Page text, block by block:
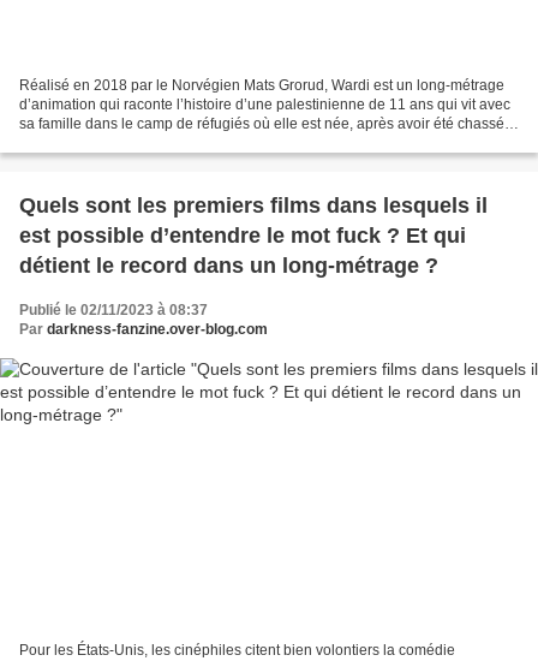
Réalisé en 2018 par le Norvégien Mats Grorud, Wardi est un long-métrage
d’animation qui raconte l’histoire d’une palestinienne de 11 ans qui vit avec
sa famille dans le camp de réfugiés où elle est née, après avoir été chassée
Quels sont les premiers films dans lesquels il
est possible d’entendre le mot fuck ? Et qui
détient le record dans un long-métrage ?
Publié le 02/11/2023 à 08:37
Par darkness-fanzine.over-blog.com
Pour les États-Unis, les cinéphiles citent bien volontiers la comédie